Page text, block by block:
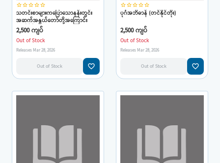
star_borderstar_borderstar_borderstar_borderstar_border
သတင်းစာများကပြောသောနန်းတွင်း
အဆက်အနွယ်တော်တို့အကြောင်း
(တင်နိုင်တိုး)
2,500 ကျပ်
Out of Stock
Releases Mar 28, 2026
Out of Stock favorite_border
star_borderstar_borderstar_borderstar_borderstar_border
ပုဂံအဘိဓာန် (တင်နိုင်တိုး)
2,500 ကျပ်
Out of Stock
Releases Mar 28, 2026
Out of Stock favorite_border